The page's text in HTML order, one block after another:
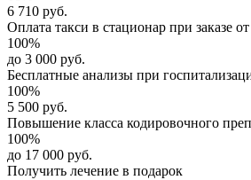
6 710 руб.
Оплата такси в стационар при заказе
100%
до 3 000 руб.
Бесплатные анализы при
100%
5 500 руб.
Повышение класса кодировочного
100%
до 17 000 руб.
Получить лечение в подарок